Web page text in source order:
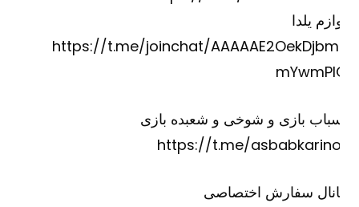
یلدا
https://t.me/joinchat/
بازی و شوخی و شعبده بازی
https://t.me/
سفارش اختصاصی